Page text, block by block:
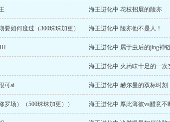
海王进化中 花枝招展的陵亦
如何度过（300珠珠加更） 海王进化中 陵亦他不是人！
海王进化中 属于虫后的jing神
海王进化中 火药味十足的一次
可ai 海王进化中 赫尔曼的双标时刻
场）（500珠珠加更）） 海王进化中 厚此薄彼vs醋意不